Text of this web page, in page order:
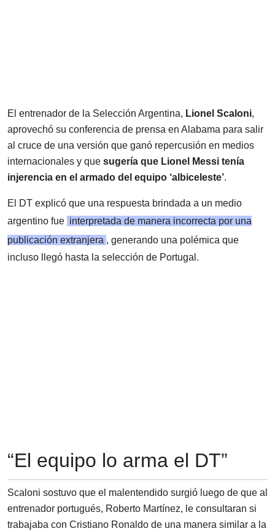
El entrenador de la Selección Argentina, Lionel Scaloni,
aprovechó su conferencia de prensa en Alabama para salir
al cruce de una versión que ganó repercusión en medios
internacionales y que sugería que Lionel Messi tenía
injerencia en el armado del equipo ‘albiceleste’.
El DT explicó que una respuesta brindada a un medio
argentino fue interpretada de manera incorrecta por una
publicación extranjera , generando una polémica que
incluso llegó hasta la selección de Portugal.
“El equipo lo arma el DT”
Scaloni sostuvo que el malentendido surgió luego de que al
entrenador portugués, Roberto Martínez, le consultaran si
trabajaba con Cristiano Ronaldo de una manera similar a la